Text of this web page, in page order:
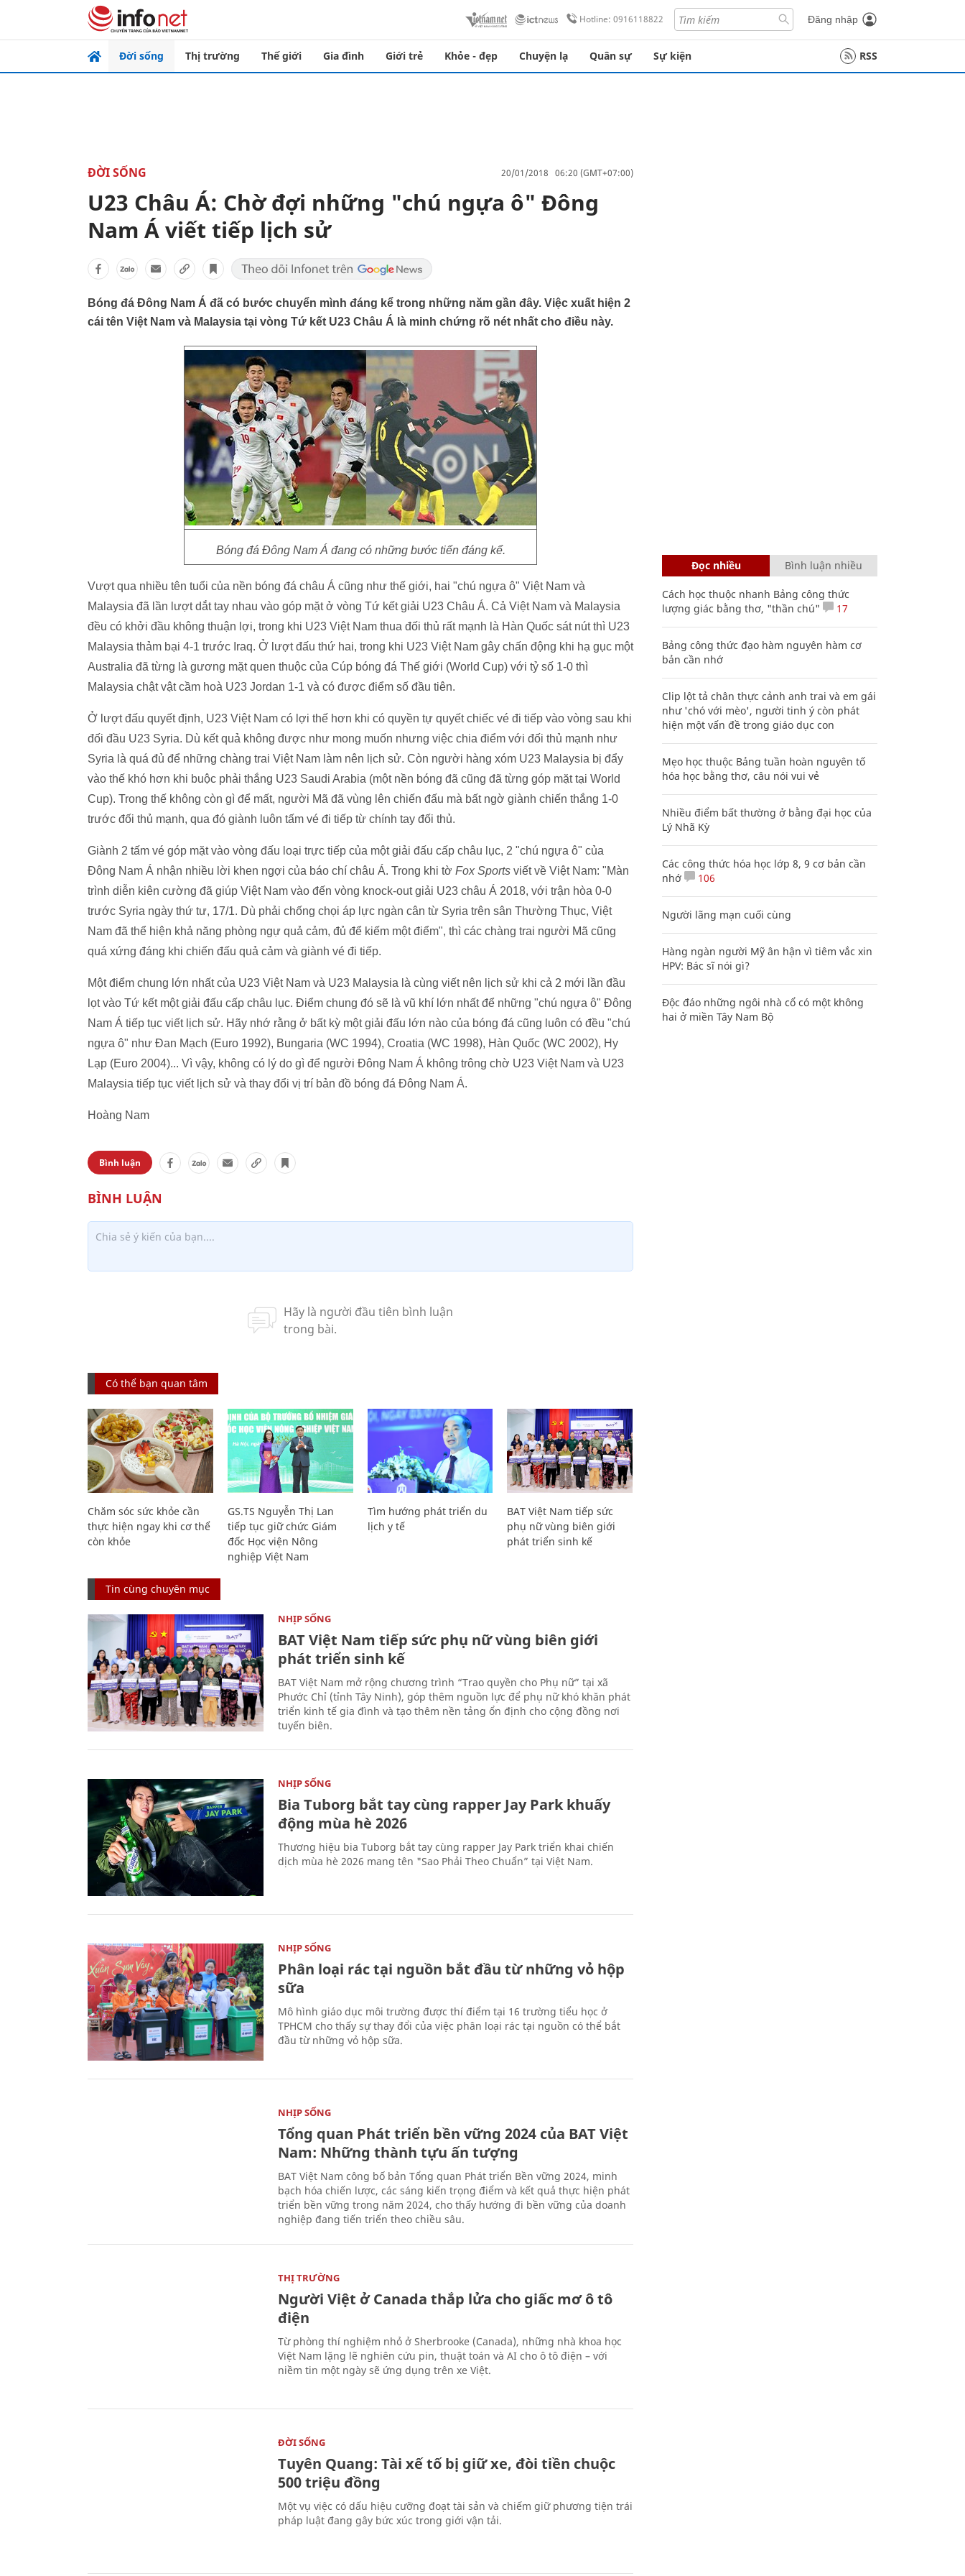
Hotline: 0916118822 Đăng nhập
Đời sống Thị trường Thế giới Gia đình Giới trẻ Khỏe - đẹp Chuyện lạ Quân sự Sự kiện RSS
ĐỜI SỐNG 20/01/2018 06:20 (GMT+07:00)
U23 Châu Á: Chờ đợi những "chú ngựa ô" Đông
Nam Á viết tiếp lịch sử
Bóng đá Đông Nam Á đã có bước chuyển mình đáng kể trong những năm gần đây. Việc xuất hiện 2
cái tên Việt Nam và Malaysia tại vòng Tứ kết U23 Châu Á là minh chứng rõ nét nhất cho điều này.
Bóng đá Đông Nam Á đang có những bước tiến đáng kể.
Vượt qua nhiều tên tuổi của nền bóng đá châu Á cũng như thế giới, hai "chú ngựa ô" Việt Nam và
Malaysia đã lần lượt dắt tay nhau vào góp mặt ở vòng Tứ kết giải U23 Châu Á. Cả Việt Nam và Malaysia
đều có khởi đầu không thuận lợi, trong khi U23 Việt Nam thua đối thủ rất mạnh là Hàn Quốc sát nút thì U23
Malaysia thảm bại 4-1 trước Iraq. Ở lượt đấu thứ hai, trong khi U23 Việt Nam gây chấn động khi hạ gục một
Australia đã từng là gương mặt quen thuộc của Cúp bóng đá Thế giới (World Cup) với tỷ số 1-0 thì
Malaysia chật vật cầm hoà U23 Jordan 1-1 và có được điểm số đầu tiên.
Ở lượt đấu quyết định, U23 Việt Nam có lợi thế hơn khi có quyền tự quyết chiếc vé đi tiếp vào vòng sau khi
đối đầu U23 Syria. Dù kết quả không được như mong muốn nhưng việc chia điểm với đối thủ mạnh như
Syria là quá đủ để những chàng trai Việt Nam làm nên lịch sử. Còn người hàng xóm U23 Malaysia bị đẩy
vào thế khó hơn khi buộc phải thắng U23 Saudi Arabia (một nền bóng đã cũng đã từng góp mặt tại World
Cup). Trong thế không còn gì để mất, người Mã đã vùng lên chiến đấu mà bất ngờ giành chiến thắng 1-0
trước đối thủ mạnh, qua đó giành luôn tấm vé đi tiếp từ chính tay đối thủ.
Giành 2 tấm vé góp mặt vào vòng đấu loại trực tiếp của một giải đấu cấp châu lục, 2 "chú ngựa ô" của
Đông Nam Á nhận nhiều lời khen ngợi của báo chí châu Á. Trong khi tờ Fox Sports viết về Việt Nam: "Màn
trình diễn kiên cường đã giúp Việt Nam vào đến vòng knock-out giải U23 châu Á 2018, với trận hòa 0-0
trước Syria ngày thứ tư, 17/1. Dù phải chống chọi áp lực ngàn cân từ Syria trên sân Thường Thục, Việt
Nam đã thể hiện khả năng phòng ngự quả cảm, đủ để kiếm một điểm", thì các chàng trai người Mã cũng
quá xứng đáng khi chiến đấu quả cảm và giành vé đi tiếp.
Một điểm chung lớn nhất của U23 Việt Nam và U23 Malaysia là cùng viết nên lịch sử khi cả 2 mới lần đầu
lọt vào Tứ kết một giải đấu cấp châu lục. Điểm chung đó sẽ là vũ khí lớn nhất để những "chú ngựa ô" Đông
Nam Á tiếp tục viết lịch sử. Hãy nhớ rằng ở bất kỳ một giải đấu lớn nào của bóng đá cũng luôn có đều "chú
ngựa ô" như Đan Mạch (Euro 1992), Bungaria (WC 1994), Croatia (WC 1998), Hàn Quốc (WC 2002), Hy
Lạp (Euro 2004)... Vì vậy, không có lý do gì để người Đông Nam Á không trông chờ U23 Việt Nam và U23
Malaysia tiếp tục viết lịch sử và thay đổi vị trí bản đồ bóng đá Đông Nam Á.
Hoàng Nam
Bình luận
Có thể bạn quan tâm
Chăm sóc sức khỏe cần
thực hiện ngay khi cơ thể
còn khỏe
GS.TS Nguyễn Thị Lan
tiếp tục giữ chức Giám
đốc Học viện Nông
nghiệp Việt Nam
Tìm hướng phát triển du
lịch y tế
BAT Việt Nam tiếp sức
phụ nữ vùng biên giới
phát triển sinh kế
Tin cùng chuyên mục
NHỊP SỐNG
BAT Việt Nam tiếp sức phụ nữ vùng biên giới
phát triển sinh kế
BAT Việt Nam mở rộng chương trình “Trao quyền cho Phụ nữ” tại xã
Phước Chỉ (tỉnh Tây Ninh), góp thêm nguồn lực để phụ nữ khó khăn phát
triển kinh tế gia đình và tạo thêm nền tảng ổn định cho cộng đồng nơi
tuyến biên.
NHỊP SỐNG
Bia Tuborg bắt tay cùng rapper Jay Park khuấy
động mùa hè 2026
Thương hiệu bia Tuborg bắt tay cùng rapper Jay Park triển khai chiến
dịch mùa hè 2026 mang tên "Sao Phải Theo Chuẩn” tại Việt Nam.
NHỊP SỐNG
Phân loại rác tại nguồn bắt đầu từ những vỏ hộp
sữa
Mô hình giáo dục môi trường được thí điểm tại 16 trường tiểu học ở
TPHCM cho thấy sự thay đổi của việc phân loại rác tại nguồn có thể bắt
đầu từ những vỏ hộp sữa.
NHỊP SỐNG
Tổng quan Phát triển bền vững 2024 của BAT Việt
Nam: Những thành tựu ấn tượng
BAT Việt Nam công bố bản Tổng quan Phát triển Bền vững 2024, minh
bạch hóa chiến lược, các sáng kiến trọng điểm và kết quả thực hiện phát
triển bền vững trong năm 2024, cho thấy hướng đi bền vững của doanh
nghiệp đang tiến triển theo chiều sâu.
THỊ TRƯỜNG
Người Việt ở Canada thắp lửa cho giấc mơ ô tô
điện
Từ phòng thí nghiệm nhỏ ở Sherbrooke (Canada), những nhà khoa học
Việt Nam lặng lẽ nghiên cứu pin, thuật toán và AI cho ô tô điện – với
niềm tin một ngày sẽ ứng dụng trên xe Việt.
ĐỜI SỐNG
Tuyên Quang: Tài xế tố bị giữ xe, đòi tiền chuộc
500 triệu đồng
Một vụ việc có dấu hiệu cưỡng đoạt tài sản và chiếm giữ phương tiện trái
pháp luật đang gây bức xúc trong giới vận tải.
Đọc nhiều Bình luận nhiều
Cách học thuộc nhanh Bảng công thức
lượng giác bằng thơ, "thần chú"
17
Bảng công thức đạo hàm nguyên hàm cơ
bản cần nhớ
Clip lột tả chân thực cảnh anh trai và em gái
như 'chó với mèo', người tinh ý còn phát
hiện một vấn đề trong giáo dục con
Mẹo học thuộc Bảng tuần hoàn nguyên tố
hóa học bằng thơ, câu nói vui vẻ
Nhiều điểm bất thường ở bằng đại học của
Lý Nhã Kỳ
Các công thức hóa học lớp 8, 9 cơ bản cần
nhớ
106
Người lãng mạn cuối cùng
Hàng ngàn người Mỹ ân hận vì tiêm vắc xin
HPV: Bác sĩ nói gì?
Độc đáo những ngôi nhà cổ có một không
hai ở miền Tây Nam Bộ